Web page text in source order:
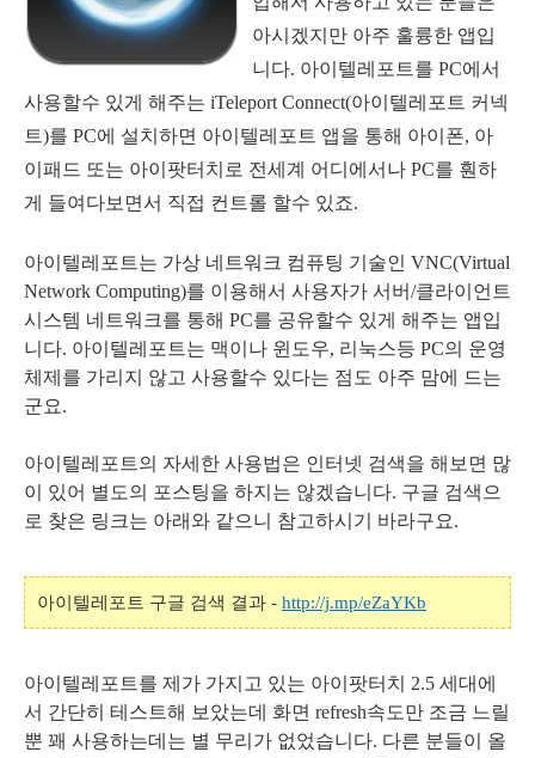
아시겠지만 아주 훌륭한 앱입
니다. 아이텔레포트를 PC에서
사용할수 있게 해주는 iTeleport Connect(아이텔레포트 커넥
트)를 PC에 설치하면 아이텔레포트 앱을 통해 아이폰, 아
이패드 또는 아이팟터치로 전세계 어디에서나 PC를 훤하
게 들여다보면서 직접 컨트롤 할수 있죠.
아이텔레포트는 가상 네트워크 컴퓨팅 기술인 VNC(Virtual
Network Computing)를 이용해서 사용자가 서버/클라이언트
시스템 네트워크를 통해 PC를 공유할수 있게 해주는 앱입
니다. 아이텔레포트는 맥이나 윈도우, 리눅스등 PC의 운영
체제를 가리지 않고 사용할수 있다는 점도 아주 맘에 드는
군요.
아이텔레포트의 자세한 사용법은 인터넷 검색을 해보면 많
이 있어 별도의 포스팅을 하지는 않겠습니다. 구글 검색으
로 찾은 링크는 아래와 같으니 참고하시기 바라구요.
아이텔레포트 구글 검색 결과 - http://j.mp/eZaYKb
아이텔레포트를 제가 가지고 있는 아이팟터치 2.5 세대에
서 간단히 테스트해 보았는데 화면 refresh속도만 조금 느릴
뿐 꽤 사용하는데는 별 무리가 없었습니다. 다른 분들이 올